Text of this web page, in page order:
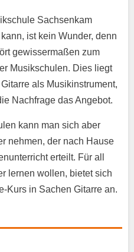
Sachsenkam
ist kein Wunder, denn
gewissermaßen zum
Musikschulen. Dies liegt
als Musikinstrument,
Nachfrage das Angebot.
kann man sich aber
nehmen, der nach Hause
erteilt. Für all
lernen wollen, bietet sich
Kurs in Sachen Gitarre an.